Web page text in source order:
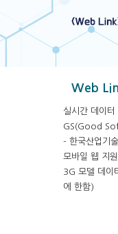
Web
실시간 데이
GS(Good
- 한국산업기
모바일 웹 지원
3G 모델 데이
에 한함)